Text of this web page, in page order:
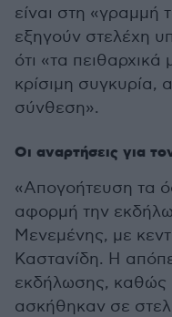
είναι στη
εξηγούν στελέχη
ότι «τα
κρίσιμη συγκυρία,
σύνθεση».
Οι αναρτήσεις για
«Απογοήτευση τα
αφορμή την
Μενεμένης, με
Καστανίδη. Η
εκδήλωσης, καθώς
ασκήθηκαν σε